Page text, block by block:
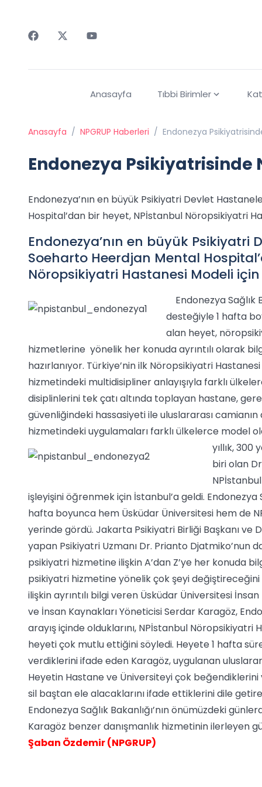
Anasayfa Tıbbi Birimler
Anasayfa / NPGRUP Haberleri / Endonezya
Endonezya Psikiyatrisinde
Endonezya’nın en büyük Psikiyatri Devlet
Hospital’dan bir heyet, NPİstanbul Nöropsikiyatri
Endonezya’nın en büyük
Soeharto Heerdjan Mental
Nöropsikiyatri Hastanesi Modeli için
Endonezya Sağlık
desteğiyle 1 hafta
alan heyet,
hizmetlerine yönelik her konuda ayrıntılı olarak
hazırlanıyor. Türkiye’nin ilk Nöropsikiyatri
hizmetindeki multidisipliner anlayışıyla farklı
disiplinlerini tek çatı altında toplayan hastane,
güvenliğindeki hassasiyeti ile uluslararası
hizmetindeki uygulamaları farklı ülkelerce model
yıllık,
biri olan
işleyişini öğrenmek için İstanbul’a geldi. Endonezya
hafta boyunca hem Üsküdar Üniversitesi hem de
yerinde gördü. Jakarta Psikiyatri Birliği Başkanı ve
yapan Psikiyatri Uzmanı Dr. Prianto Djatmiko’nun
psikiyatri hizmetine ilişkin A’dan Z’ye her konuda
psikiyatri hizmetine yönelik çok şeyi
ilişkin ayrıntılı bilgi veren Üsküdar Üniversitesi
ve İnsan Kaynakları Yöneticisi Serdar Karagöz,
arayış içinde olduklarını, NPİstanbul Nöropsikiyatri
heyeti çok mutlu ettiğini söyledi. Heyete 1 hafta
verdiklerini ifade eden Karagöz, uygulanan
Heyetin Hastane ve Üniversiteyi çok
sil baştan ele alacaklarını ifade ettiklerini dile
Endonezya Sağlık Bakanlığı’nın önümüzdeki
Karagöz benzer danışmanlık hizmetinin ilerleyen
Şaban Özdemir (NPGRUP)